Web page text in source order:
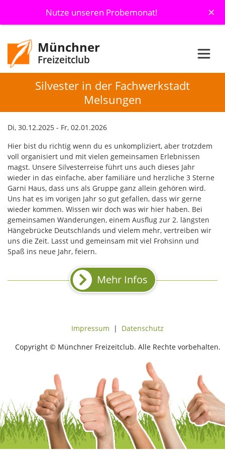
Nutze unseren Probemonat! ×
Münchner
Freizeitclub
Silvester in der Fachwerkstadt
Melsungen
Di, 30.12.2025 - Fr, 02.01.2026
Hier bist du richtig wenn du es unkompliziert, aber trotzdem
voll organisiert und mit vielen gemeinsamen Erlebnissen
magst. Unsere Silvesterreise führt uns auch dieses Jahr
wieder in das einfache, aber familiäre und herzliche 3 Sterne
Garni Haus, dass uns als Gruppe ganz allein gehören wird.
Uns hat es im vorigen Jahr so gut gefallen, dass wir gerne
wieder kommen. Wissen wir doch was wir hier haben. Bei
gemeinsamen Wanderungen, einem Ausflug zur 2. längsten
Hängebrücke Deutschlands und vielem mehr, vertreiben wir
uns die Zeit. Lasst und gemeinsam mit viel Frohsinn und
Spaß ins neue Jahr, feiern.
Mehr Infos
Impressum | Datenschutz
Copyright © Münchner Freizeitclub. Alle Rechte vorbehalten.